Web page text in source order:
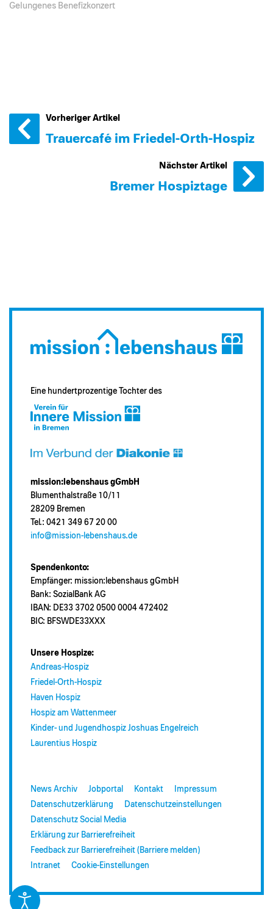
Gelungenes Benefizkonzert
Vorheriger Artikel
Trauercafé im Friedel-Orth-Hospiz
Nächster Artikel
Bremer Hospiztage
Eine hundertprozentige Tochter des
mission:lebenshaus gGmbH
Blumenthalstraße 10/11
28209 Bremen
Tel.: 0421 349 67 20 00
info@mission-lebenshaus.de
Spendenkonto:
Empfänger: mission:lebenshaus gGmbH
Bank: SozialBank AG
IBAN: DE33 3702 0500 0004 472402
BIC: BFSWDE33XXX
Unsere Hospize:
Andreas-Hospiz
Friedel-Orth-Hospiz
Haven Hospiz
Hospiz am Wattenmeer
Kinder- und Jugendhospiz Joshuas Engelreich
Laurentius Hospiz
News Archiv Jobportal Kontakt
Impressum
Datenschutzerklärung
Datenschutzeinstellungen
Datenschutz Social Media
Erklärung zur Barrierefreiheit
Feedback zur Barrierefreiheit (Barriere melden)
Intranet
Cookie-Einstellungen